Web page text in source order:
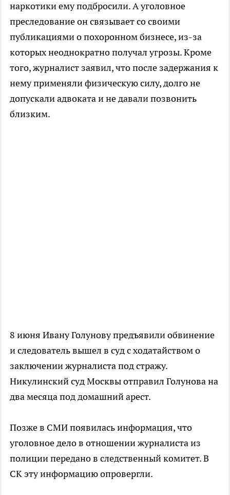
наркотики ему подбросили. А уголовное
преследование он связывает со своими
публикациями о похоронном бизнесе, из-за
которых неоднократно получал угрозы. Кроме
того, журналист заявил, что после задержания к
нему применяли физическую силу, долго не
допускали адвоката и не давали позвонить
близким.
8 июня Ивану Голунову предъявили обвинение
и следователь вышел в суд с ходатайством о
заключении журналиста под стражу.
Никулинский суд Москвы отправил Голунова на
два месяца под домашний арест.
Позже в СМИ появилась информация, что
уголовное дело в отношении журналиста из
полиции передано в следственный комитет. В
СК эту информацию опровергли.